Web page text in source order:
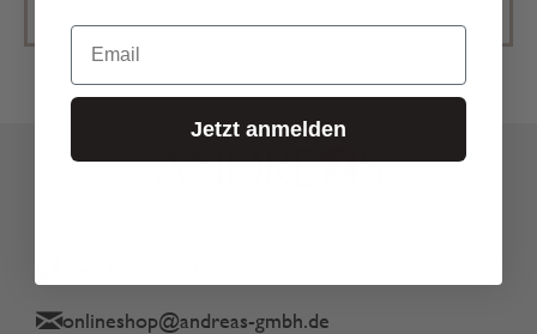
onlineshop@andreas-gmbh.de
Email
Jetzt anmelden